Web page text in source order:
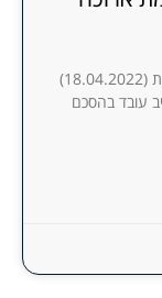
בפסק הדין בעניין שלי פיינשטיין – אקסיומה פתרונות (18.04.2022)
עובד בהסכם